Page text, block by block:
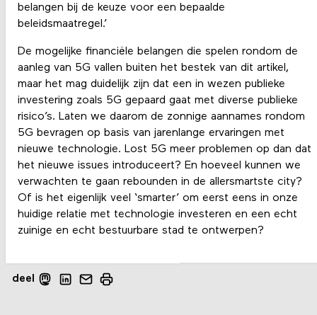
belangen bij de keuze voor een bepaalde
beleidsmaatregel.’
De mogelijke financiële belangen die spelen rondom de
aanleg van 5G vallen buiten het bestek van dit artikel,
maar het mag duidelijk zijn dat een in wezen publieke
investering zoals 5G gepaard gaat met diverse publieke
risico’s. Laten we daarom de zonnige aannames rondom
5G bevragen op basis van jarenlange ervaringen met
nieuwe technologie. Lost 5G meer problemen op dan dat
het nieuwe issues introduceert? En hoeveel kunnen we
verwachten te gaan rebounden in de allersmartste city?
Of is het eigenlijk veel ‘smarter’ om eerst eens in onze
huidige relatie met technologie investeren en een echt
zuinige en echt bestuurbare stad te ontwerpen?
deel